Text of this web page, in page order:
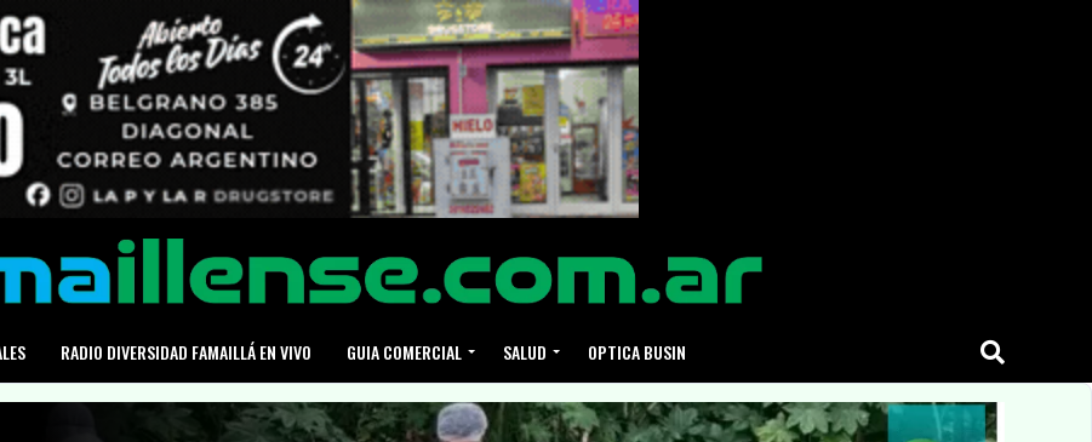
RADIO DIVERSIDAD FAMAILLÁ EN VIVO GUIA COMERCIAL SALUD OPTICA BUSIN